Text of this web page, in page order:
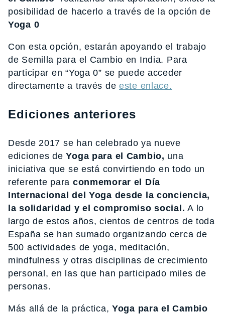
posibilidad de hacerlo a través de la opción de
Yoga 0
Con esta opción, estarán apoyando el trabajo
de Semilla para el Cambio en India. Para
participar en “Yoga 0” se puede acceder
directamente a través deeste enlace.
Ediciones anteriores
Desde 2017 se han celebrado ya nueve
ediciones de Yoga para el Cambio, una
iniciativa que se está convirtiendo en todo un
referente para conmemorar el Día
Internacional del Yoga desde la conciencia,
la solidaridad y el compromiso social. A lo
largo de estos años, cientos de centros de toda
España se han sumado organizando cerca de
500 actividades de yoga, meditación,
mindfulness y otras disciplinas de crecimiento
personal, en las que han participado miles de
personas.
Más allá de la práctica, Yoga para el Cambio